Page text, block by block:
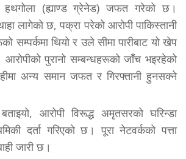
(ह्याण्ड ग्रेनेड) जफत गरेको छ।
लागेको छ, पक्रा परेको आरोपी पाकिस्तानी
थियो र उले सीमा पारीबाट यो खेप
आरोपीको पुरानो सम्बन्धहरूको जाँच भइरहेको
अन्य समान जफत र गिरफ्तानी हुनसक्ने
आरोपी विरूद्ध अमृतसरको घरिन्डा
दर्ता गरिएको छ। पूरा नेटवर्कको पत्ता
जारी छ।